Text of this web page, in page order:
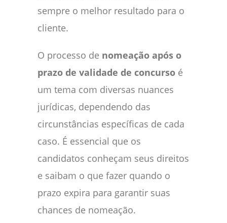
sempre o melhor resultado para o
cliente.
O processo de nomeação após o
prazo de validade de concurso é
um tema com diversas nuances
jurídicas, dependendo das
circunstâncias específicas de cada
caso. É essencial que os
candidatos conheçam seus direitos
e saibam o que fazer quando o
prazo expira para garantir suas
chances de nomeação.